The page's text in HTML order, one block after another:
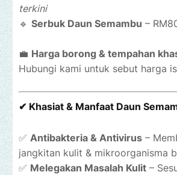
terkini
🔹 Serbuk Daun Semambu –
💼 Harga borong & tempahan
Hubungi kami untuk sebut harga
✔ Khasiat & Manfaat Daun
✅ Antibakteria & Antivirus –
jangkitan kulit & mikroorganisma
✅ Melegakan Masalah Kulit –